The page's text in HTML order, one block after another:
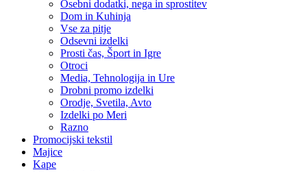
Osebni dodatki, nega in sprostitev
Dom in Kuhinja
Vse za pitje
Odsevni izdelki
Prosti čas, Šport in Igre
Otroci
Media, Tehnologija in Ure
Drobni promo izdelki
Orodje, Svetila, Avto
Izdelki po Meri
Razno
Promocijski tekstil
Majice
Kape